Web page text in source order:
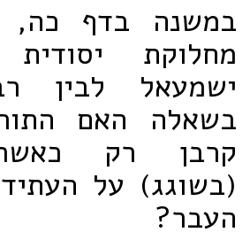
במשנה בדף כה,
מחלוקת
ישמעאל לבין
בשאלה האם
קרבן רק
(בשוגג) על
העבר?